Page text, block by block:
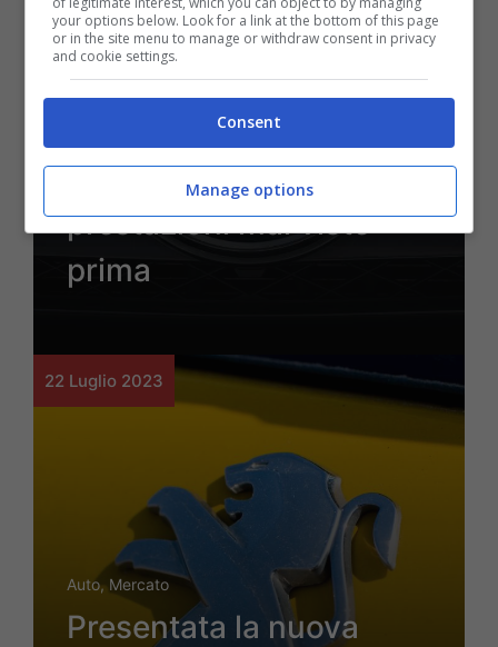
Nuova Mercedes AMG
GLC: il SUV sportivo con
prestazioni mai viste
prima
22 Luglio 2023
Auto, Mercato
Presentata la nuova
your options below. Look for a link at the bottom of this page
or in the site menu to manage or withdraw consent in privacy
and cookie settings.
Consent
Manage options